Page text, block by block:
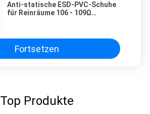
Anti-statische ESD-PVC-Schuhe
für Reinräume 106 - 109Ω
Fortsetzen
Top Produkte